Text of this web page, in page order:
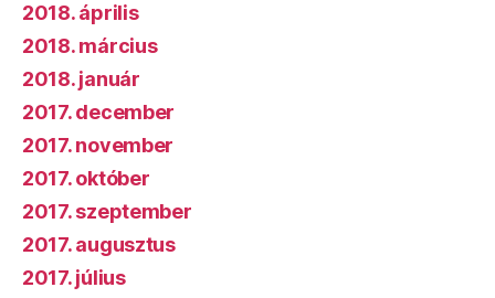
2018. április
2018. március
2018. január
2017. december
2017. november
2017. október
2017. szeptember
2017. augusztus
2017. július